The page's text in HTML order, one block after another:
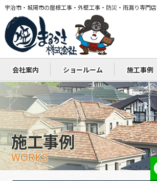
宇治市・城陽市の屋根工事・外壁工事・防災・雨漏り専門店
会社案内 ショールーム 施工事例
施工事例
WORKS